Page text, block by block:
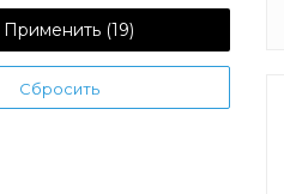
Применить (19)
Сбросить